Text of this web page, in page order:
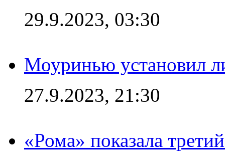
29.9.2023, 03:30
Моуринью установил
27.9.2023, 21:30
«Рома» показала